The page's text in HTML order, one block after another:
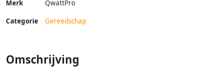
Merk QwattPro
Categorie Gereedschap
Omschrijving